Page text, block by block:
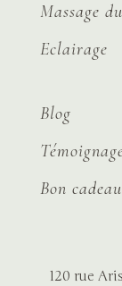
Massage
Eclairage
Blog
Bon cadeau
120 rue